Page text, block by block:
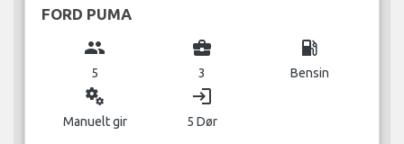
FORD PUMA
group
5
business_center
3
local_gas_station
Bensin
miscellaneous_services
Manuelt gir
login
5 Dør